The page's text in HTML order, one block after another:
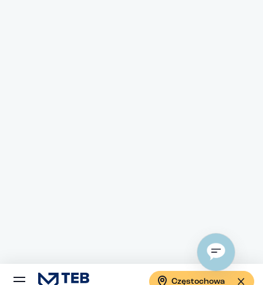
Częstochowa